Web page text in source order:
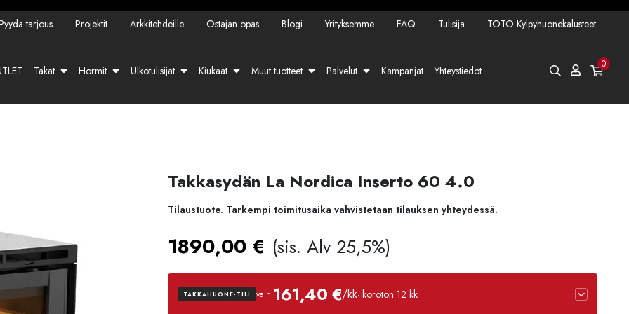
tarjous Projektit Arkkitehdeille Ostajan opas Blogi Yrityksemme FAQ Tulisija TOTO Kylpyhuonekalusteet
Takat Hormit Ulkotulisijat Kiukaat Muut tuotteet Palvelut Kampanjat Yhteystiedot 0
Takkasydän La Nordica Inserto 60 4.0
Tilaustuote. Tarkempi toimitusaika vahvistetaan tilauksen yhteydessä.
1890,00 € (sis. Alv 25,5%)
TAKKAHUONE-TILI vain 161,40 €/kk· koroton 12 kk